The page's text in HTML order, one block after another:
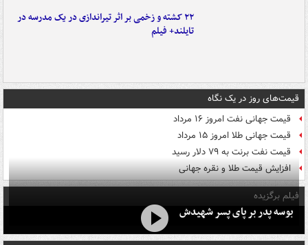
۲۲ کشته و زخمی بر اثر تیراندازی در یک مدرسه در
تایلند+ فیلم
قیمت‌های روز در یک نگاه
قیمت جهانی نفت امروز ۱۶ مرداد
قیمت جهانی طلا امروز ۱۵ مرداد
قیمت نفت برنت به ۷۹ دلار رسید
افزایش قیمت طلا و نقره جهانی
فیلم برگزیده
بوسه‌ پدر بر پای پسر شهیدش